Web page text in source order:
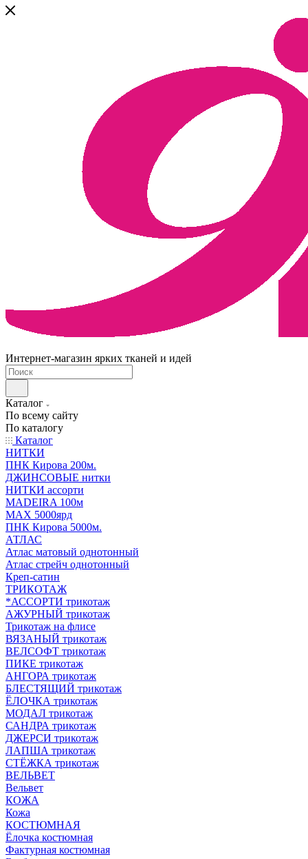
Интернет-магазин ярких тканей и идей
Каталог
По всему сайту
По каталогу
Каталог
НИТКИ
ПНК Кирова 200м.
ДЖИНСОВЫЕ нитки
НИТКИ ассорти
MADEIRA 100м
МАХ 5000ярд
ПНК Кирова 5000м.
АТЛАС
Атлас матовый однотонный
Атлас стрейч однотонный
Креп-сатин
ТРИКОТАЖ
*АССОРТИ трикотаж
АЖУРНЫЙ трикотаж
Трикотаж на флисе
ВЯЗАНЫЙ трикотаж
ВЕЛСОФТ трикотаж
ПИКЕ трикотаж
АНГОРА трикотаж
БЛЕСТЯЩИЙ трикотаж
ЁЛОЧКА трикотаж
МОДАЛ трикотаж
САНДРА трикотаж
ДЖЕРСИ трикотаж
ЛАПША трикотаж
СТЁЖКА трикотаж
ВЕЛЬВЕТ
Вельвет
КОЖА
Кожа
КОСТЮМНАЯ
Ёлочка костюмная
Фактурная костюмная